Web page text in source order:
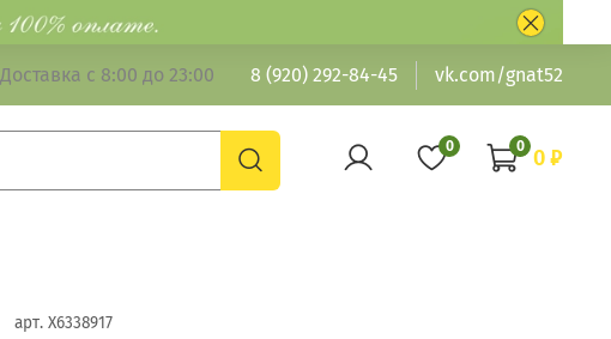
Доставка с 8:00 до 23:00 8 (920) 292-84-45 vk.com/gnat52
0 0 0 ₽
арт. X6338917